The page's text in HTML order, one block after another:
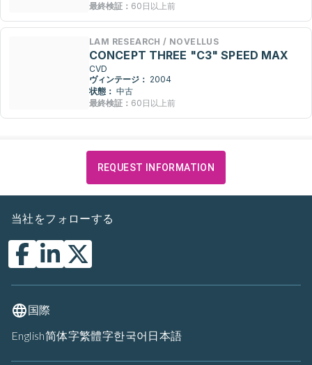
最終検証： 60日以上前
LAM RESEARCH / NOVELLUS
CONCEPT THREE "C3" SPEED MAX
CVD
ヴィンテージ： 2004
状態： 中古
最終検証： 60日以上前
REQUEST INFORMATION
当社をフォローする
国際
English简体字繁體字한국어 日本語